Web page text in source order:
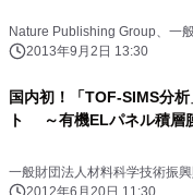
Nature Publishing Group、一
2013年9月2日 13:30
国内初！「TOF-SIMS分
ト ～有機ELパネル積層
一般財団法人材料科学技術振
2012年6月20日 11:30